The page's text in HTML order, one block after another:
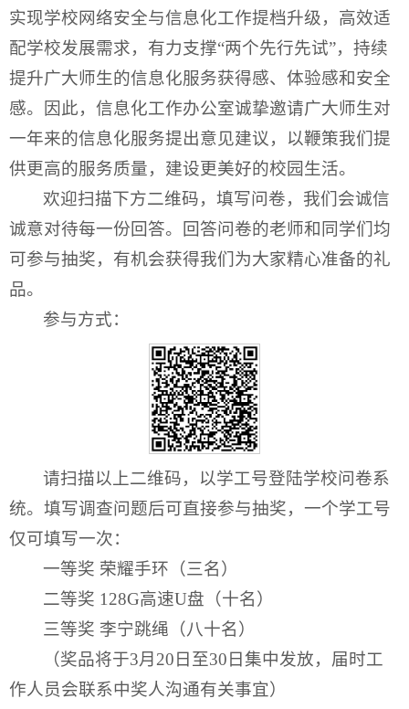
实现学校网络安全与信息化工作提档升级，高效适
配学校发展需求，有力支撑“两个先行先试”，持续
提升广大师生的信息化服务获得感、体验感和安全
感。因此，信息化工作办公室诚挚邀请广大师生对
一年来的信息化服务提出意见建议，以鞭策我们提
供更高的服务质量，建设更美好的校园生活。
欢迎扫描下方二维码，填写问卷，我们会诚信
诚意对待每一份回答。回答问卷的老师和同学们均
可参与抽奖，有机会获得我们为大家精心准备的礼
品。
参与方式：
请扫描以上二维码，以学工号登陆学校问卷系
统。填写调查问题后可直接参与抽奖，一个学工号
仅可填写一次：
一等奖 荣耀手环（三名）
二等奖 128G高速U盘（十名）
三等奖 李宁跳绳（八十名）
（奖品将于3月20日至30日集中发放，届时工
作人员会联系中奖人沟通有关事宜）